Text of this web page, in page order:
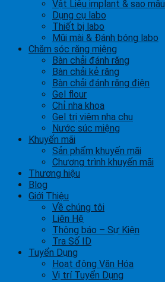
Vật Liệu implant & sao mẫu
Dụng cụ labo
Thiết bị labo
Mũi mài & Đánh bóng labo
Chăm sóc răng miệng
Bàn chải đánh răng
Bàn chải kẻ răng
Bàn chải đánh răng điện
Gel flour
Chỉ nha khoa
Gel trị viêm nha chu
Nước súc miệng
Khuyến mãi
Sản phẩm khuyến mãi
Chương trình khuyến mãi
Thương hiệu
Blog
Giới Thiệu
Về chúng tôi
Liên Hệ
Thông báo – Sự Kiện
Tra Số ID
Tuyển Dụng
Hoạt động Văn Hóa
Vị trí Tuyển Dụng